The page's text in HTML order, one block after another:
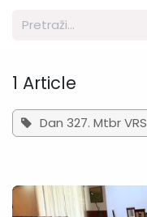
1 Article
Dan 327. Mtbr VRS